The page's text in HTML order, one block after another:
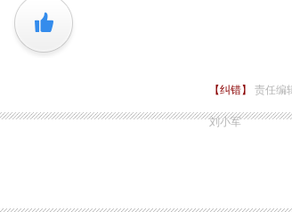
+1
【纠错】 责任编
刘小军